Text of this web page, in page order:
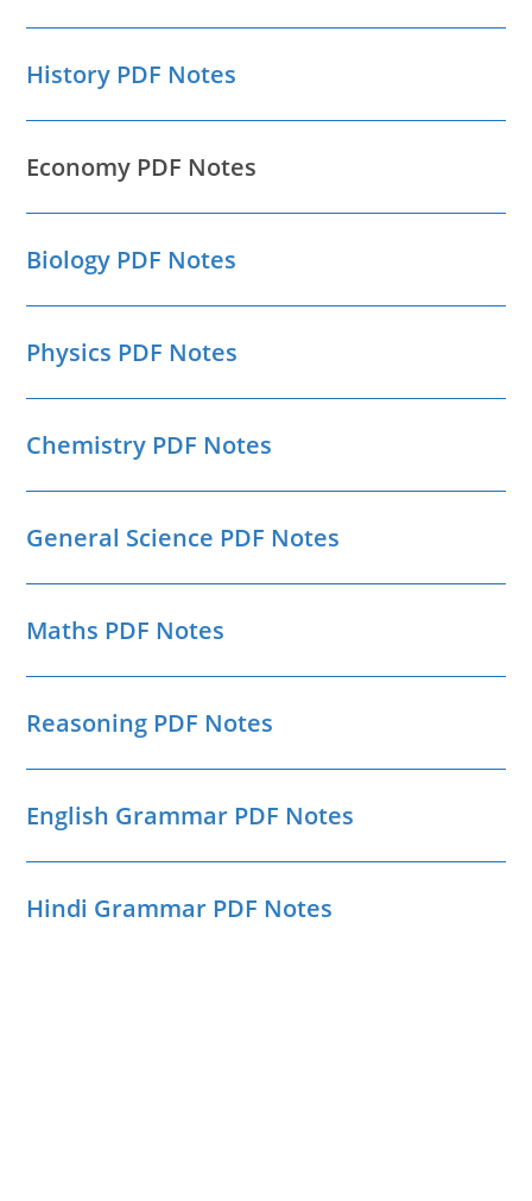
History PDF Notes
Economy PDF Notes
Biology PDF Notes
Physics PDF Notes
Chemistry PDF Notes
General Science PDF Notes
Maths PDF Notes
Reasoning PDF Notes
English Grammar PDF Notes
Hindi Grammar PDF Notes